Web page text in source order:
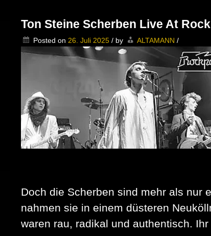
Ton Steine Scherben Live At
Posted on 26. Juli 2025 / by ALTAMANN /
Doch die Scherben sind mehr als nur
nahmen sie in einem düsteren
waren rau, radikal und authentisch.